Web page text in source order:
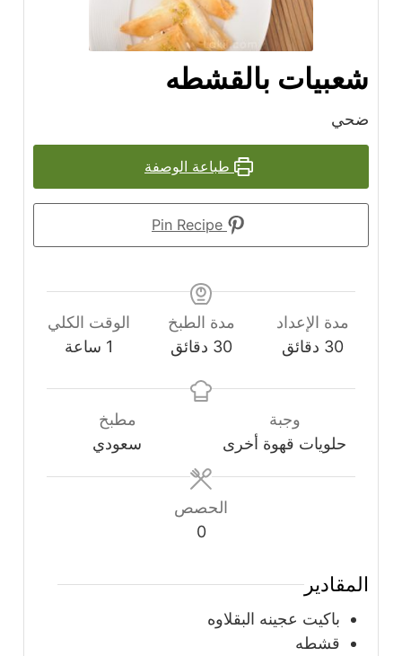
شعبيات بالقشطه
ضحي
طباعة الوصفة
Pin Recipe
مدة الإعداد
30دقائق
دقائق
مدة الطبخ
30 دقائق
دقائق
الوقت الكلي
1ساعة
ساعة
وجبة
حلويات قهوة أخرى
مطبخ
سعودي
الحصص
0
المقادير
باكيت عجينه البقلاوه
قشطه